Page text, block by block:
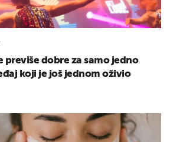
previše dobre za samo jedno
koji je još jednom oživio